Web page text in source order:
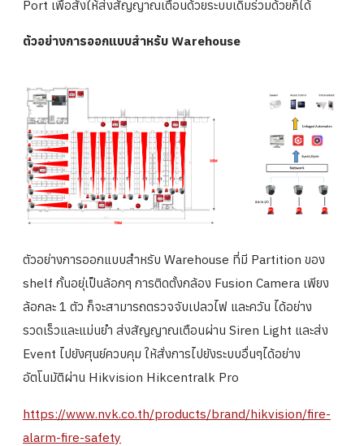
Port เพื่อสั่งให้ส่งสัญญาณเตือนด้วยระบบเดิมร่วมด้วยก็ได้
ตัวอย่างการออกแบบสำหรับ Warehouse
ตัวอย่างการออกแบบสำหรับ Warehouse ที่มี Partition ของ
shelf กั้นอยุ่เป็นล้อกๆ การติดตั้งกล้อง Fusion Camera เพียง
ล้อกละ 1 ตัว ก็จะสามารถตรวจจับเปลวไฟ และควัน ได้อย่าง
รวดเร็วและแม่นยำ ส่งสัญญาณเตือนผ่าน Siren Light และส่ง
Event ไปยังศุนย์ควบคุม ให้สั่งการไปยังระบบอื่นๆได้อย่าง
อัตโนมัติผ่าน Hikvision Hikcentralk Pro
https://www.nvk.co.th/products/brand/hikvision/fire-
alarm-fire-safety